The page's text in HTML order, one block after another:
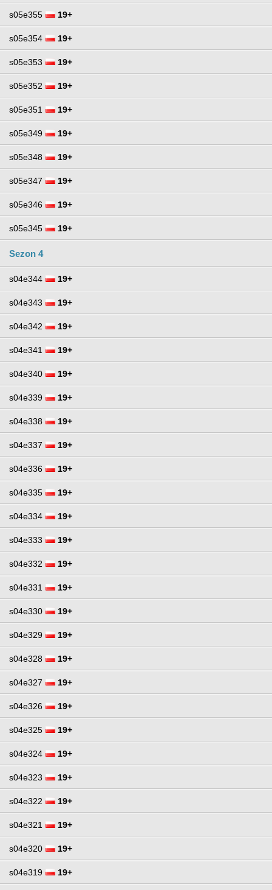
s05e355 19+
s05e354 19+
s05e353 19+
s05e352 19+
s05e351 19+
s05e349 19+
s05e348 19+
s05e347 19+
s05e346 19+
s05e345 19+
Sezon 4
s04e344 19+
s04e343 19+
s04e342 19+
s04e341 19+
s04e340 19+
s04e339 19+
s04e338 19+
s04e337 19+
s04e336 19+
s04e335 19+
s04e334 19+
s04e333 19+
s04e332 19+
s04e331 19+
s04e330 19+
s04e329 19+
s04e328 19+
s04e327 19+
s04e326 19+
s04e325 19+
s04e324 19+
s04e323 19+
s04e322 19+
s04e321 19+
s04e320 19+
s04e319 19+